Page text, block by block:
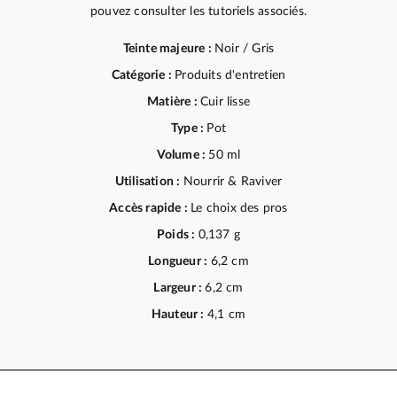
pouvez consulter les tutoriels associés.
Teinte majeure : Noir / Gris
Catégorie : Produits d'entretien
Matière : Cuir lisse
Type : Pot
Volume : 50 ml
Utilisation : Nourrir & Raviver
Accès rapide : Le choix des pros
Poids : 0,137 g
Longueur : 6,2 cm
Largeur :6,2 cm
Hauteur : 4,1 cm